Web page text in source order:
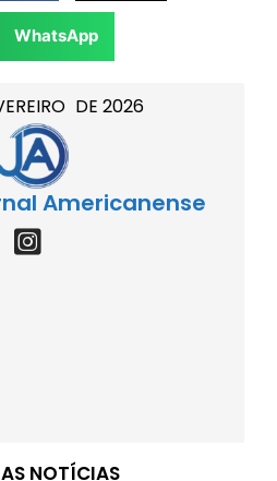
DE 2026
Americanense
NOTÍCIAS
WhatsApp